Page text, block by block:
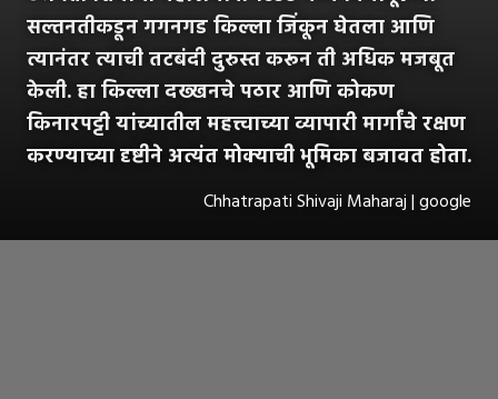
सल्तनतीकडून गगनगड किल्ला जिंकून घेतला आणि
त्यानंतर त्याची तटबंदी दुरुस्त करून ती अधिक मजबूत
केली. हा किल्ला दख्खनचे पठार आणि कोकण
किनारपट्टी यांच्यातील महत्त्वाच्या व्यापारी मार्गांचे रक्षण
करण्याच्या दृष्टीने अत्यंत मोक्याची भूमिका बजावत होता.
Chhatrapati Shivaji Maharaj | google